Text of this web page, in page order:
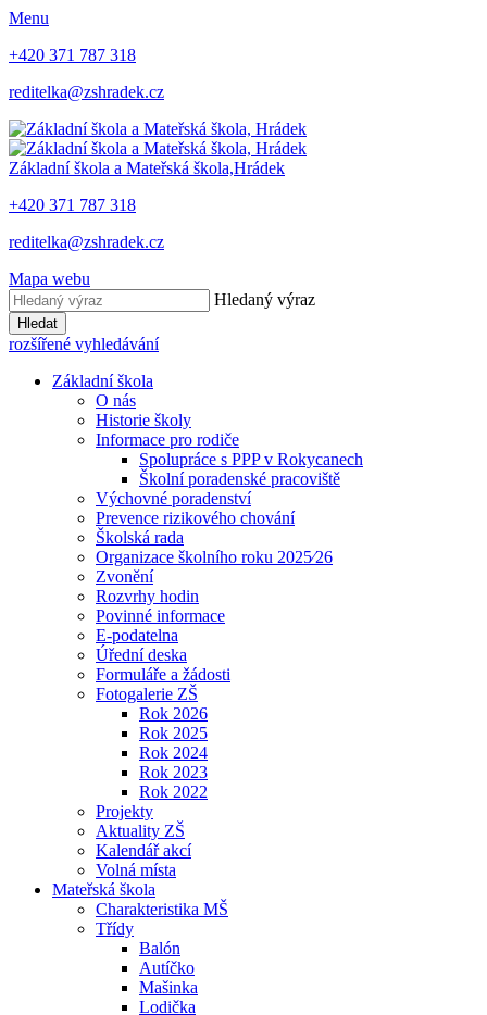
Menu
+420 371 787 318
reditelka@zshradek.cz
Základní škola a Mateřská škola,Hrádek
+420 371 787 318
reditelka@zshradek.cz
Mapa webu
Hledaný výraz
Hledat
rozšířené vyhledávání
Základní škola
O nás
Historie školy
Informace pro rodiče
Spolupráce s PPP v Rokycanech
Školní poradenské pracoviště
Výchovné poradenství
Prevence rizikového chování
Školská rada
Organizace školního roku 2025⁄26
Zvonění
Rozvrhy hodin
Povinné informace
E-podatelna
Úřední deska
Formuláře a žádosti
Fotogalerie ZŠ
Rok 2026
Rok 2025
Rok 2024
Rok 2023
Rok 2022
Projekty
Aktuality ZŠ
Kalendář akcí
Volná místa
Mateřská škola
Charakteristika MŠ
Třídy
Balón
Autíčko
Mašinka
Lodička